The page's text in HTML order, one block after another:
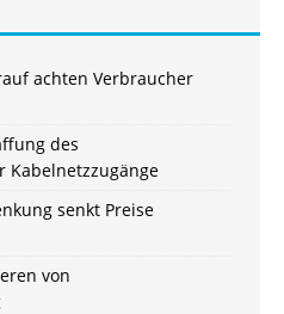
achten Verbraucher
des
Kabelnetzzugänge
senkt Preise
von